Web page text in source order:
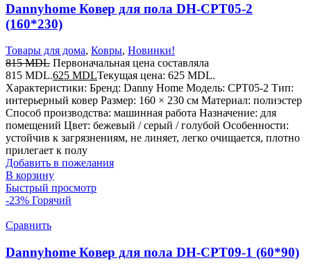
Dannyhome Ковер для пола DH-CPT05-2
(160*230)
Товары для дома, Ковры, Новинки!
815MDL Первоначальная цена составляла
815 MDL.625 MDLТекущая цена: 625 MDL.
Характеристики: Бренд: Danny Home Модель: CPT05-2 Тип:
интерьерный ковер Размер: 160 × 230 см Материал: полиэстер
Способ производства: машинная работа Назначение: для
помещений Цвет: бежевый / серый / голубой Особенности:
устойчив к загрязнениям, не линяет, легко очищается, плотно
прилегает к полу
Добавить в пожелания
В корзину
Быстрый просмотр
-23% Горячий
Сравнить
Dannyhome Ковер для пола DH-CPT09-1 (60*90)